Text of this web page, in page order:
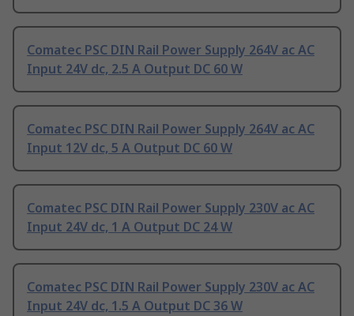
Comatec PSC DIN Rail Power Supply 264V ac AC
Input 24V dc, 2.5 A Output DC 60 W
Comatec PSC DIN Rail Power Supply 264V ac AC
Input 12V dc, 5 A Output DC 60 W
Comatec PSC DIN Rail Power Supply 230V ac AC
Input 24V dc, 1 A Output DC 24 W
Comatec PSC DIN Rail Power Supply 230V ac AC
Input 24V dc, 1.5 A Output DC 36 W